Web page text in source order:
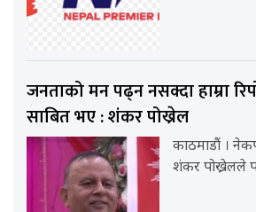
जनताको मन पढ्न नसक्दा हाम्रा
साबित भए : शंकर पोख्रेल
काठमाडौं ।
शंकर पोख्रेलले